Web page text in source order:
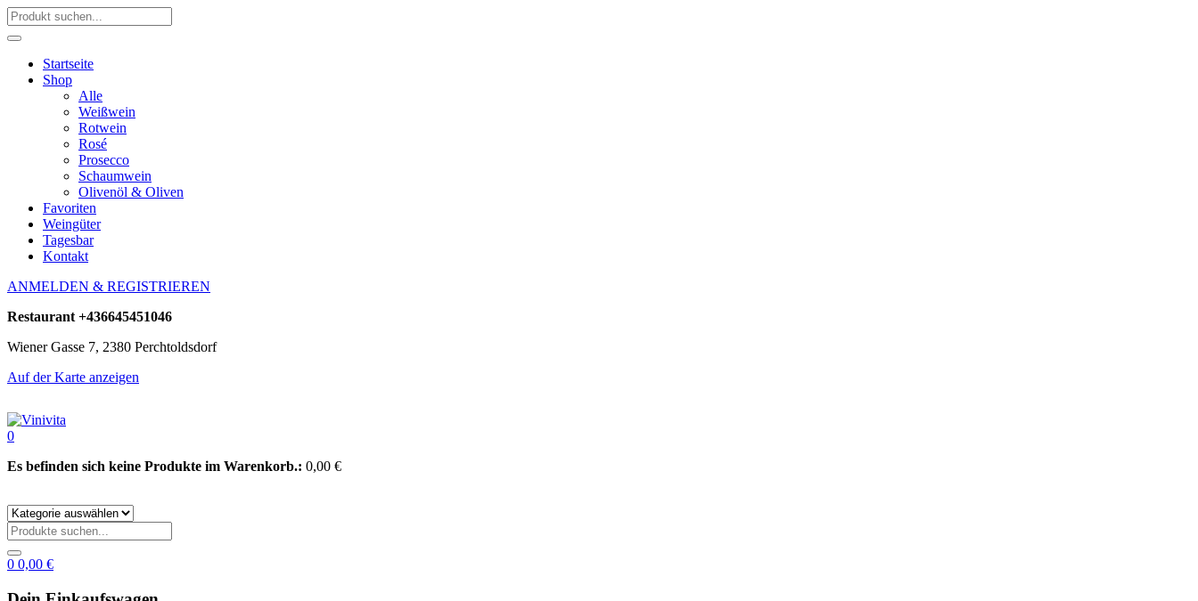
Startseite
Shop
Alle
Weißwein
Rotwein
Rosé
Prosecco
Schaumwein
Olivenöl & Oliven
Favoriten
Weingüter
Tagesbar
Kontakt
ANMELDEN & REGISTRIEREN
Restaurant +436645451046
Wiener Gasse 7, 2380 Perchtoldsdorf
Auf der Karte anzeigen
0
Es befinden sich keine Produkte im Warenkorb.: 0,00 €
0 0,00 €